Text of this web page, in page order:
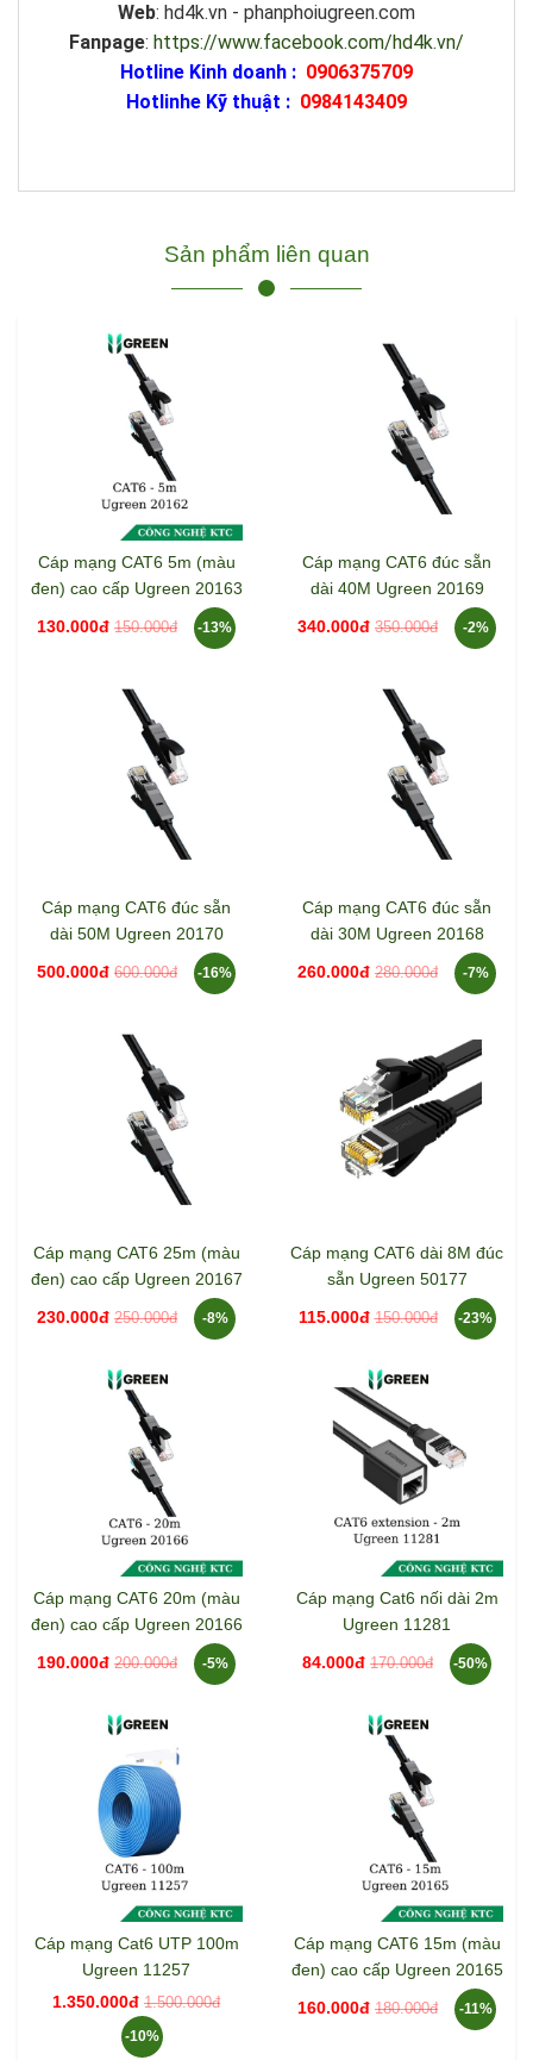
Web: hd4k.vn - phanphoiugreen.com
Fanpage: https://www.facebook.com/hd4k.vn/
Hotline Kinh doanh : 0906375709
Hotlinhe Kỹ thuật : 0984143409
Sản phẩm liên quan
Cáp mạng CAT6 5m (màu
đen) cao cấp Ugreen 20163
130.000đ 150.000đ -13%
Cáp mạng CAT6 đúc sẵn
dài 40M Ugreen 20169
340.000đ 350.000đ -2%
Cáp mạng CAT6 đúc sẵn
dài 50M Ugreen 20170
500.000đ 600.000đ -16%
Cáp mạng CAT6 đúc sẵn
dài 30M Ugreen 20168
260.000đ 280.000đ -7%
Cáp mạng CAT6 25m (màu
đen) cao cấp Ugreen 20167
230.000đ 250.000đ -8%
Cáp mạng CAT6 dài 8M đúc
sẵn Ugreen 50177
115.000đ 150.000đ -23%
Cáp mạng CAT6 20m (màu
đen) cao cấp Ugreen 20166
190.000đ 200.000đ -5%
Cáp mạng Cat6 nối dài 2m
Ugreen 11281
84.000đ 170.000đ -50%
Cáp mạng Cat6 UTP 100m
Ugreen 11257
1.350.000đ 1.500.000đ
-10%
Cáp mạng CAT6 15m (màu
đen) cao cấp Ugreen 20165
160.000đ 180.000đ -11%